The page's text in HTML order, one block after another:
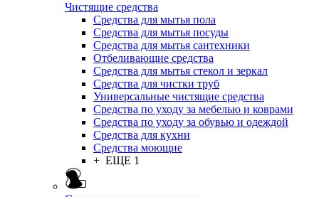
Чистящие средства
Средства для мытья пола
Средства для мытья посуды
Средства для мытья сантехники
Отбеливающие средства
Средства для мытья стекол и зеркал
Средства для чистки труб
Универсальные чистящие средства
Средства по уходу за мебелью и коврами
Средства по уходу за обувью и одеждой
Средства для кухни
Средства моющие
+ ЕЩЕ 1